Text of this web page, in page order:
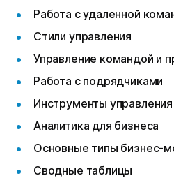
Работа с удаленной
Стили управления
Управление командой и
Работа с подрядчиками
Инструменты управления
Аналитика для бизнеса
Основные типы бизнес-
Сводные таблицы